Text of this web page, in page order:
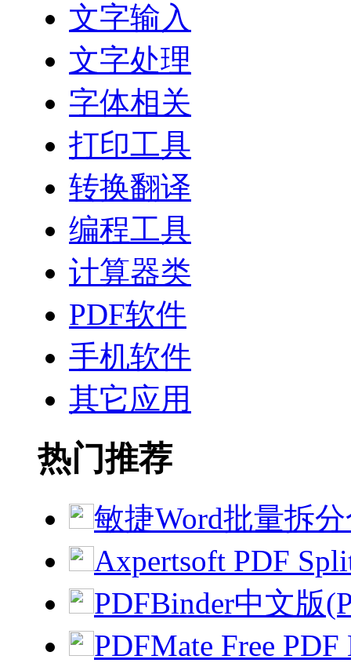
文字输入
文字处理
字体相关
打印工具
转换翻译
编程工具
计算器类
PDF软件
手机软件
其它应用
热门推荐
敏捷Word批量拆
Axpertsoft PDF
PDFBinder中文版
PDFMate Free